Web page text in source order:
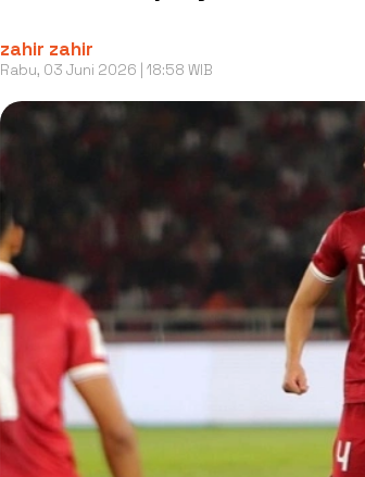
zahir zahir
Rabu, 03 Juni 2026 | 18:58 WIB